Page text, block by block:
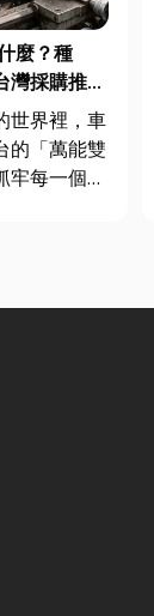
麼？種
灣採購推薦
世界裡，車
的「萬能雙
牢每一個旋